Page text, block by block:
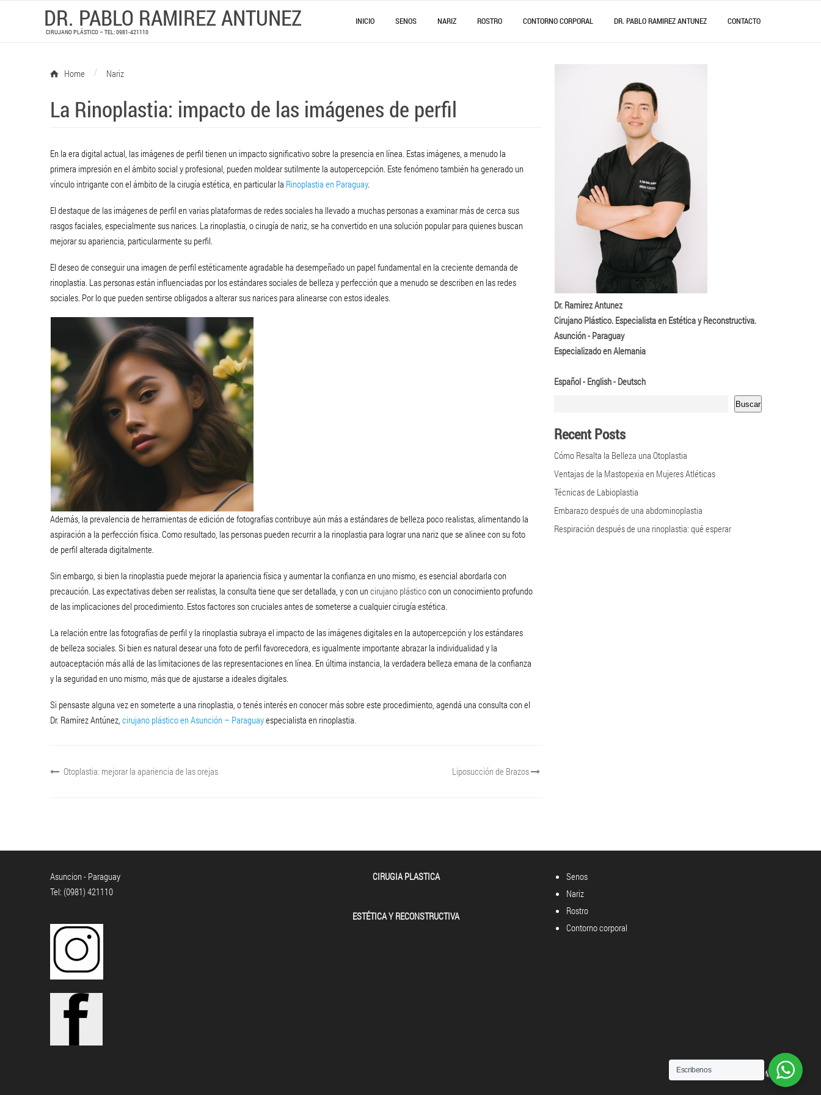
DR. PABLO RAMIREZ ANTUNEZ
CIRUJANO PLÁSTICO – TEL: 0981-421110
INICIO SENOS NARIZ ROSTRO CONTORNO CORPORAL DR. PABLO RAMIREZ ANTUNEZ CONTACTO
Home / Nariz
La Rinoplastia: impacto de las imágenes de perfil
En la era digital actual, las imágenes de perfil tienen un impacto significativo sobre la presencia en línea. Estas imágenes, a menudo la
primera impresión en el ámbito social y profesional, pueden moldear sutilmente la autopercepción. Este fenómeno también ha generado un
vínculo intrigante con el ámbito de la cirugía estética, en particular la Rinoplastia en Paraguay.
El destaque de las imágenes de perfil en varias plataformas de redes sociales ha llevado a muchas personas a examinar más de cerca sus
rasgos faciales, especialmente sus narices. La rinoplastia, o cirugía de nariz, se ha convertido en una solución popular para quienes buscan
mejorar su apariencia, particularmente su perfil.
El deseo de conseguir una imagen de perfil estéticamente agradable ha desempeñado un papel fundamental en la creciente demanda de
rinoplastia. Las personas están influenciadas por los estándares sociales de belleza y perfección que a menudo se describen en las redes
sociales. Por lo que pueden sentirse obligados a alterar sus narices para alinearse con estos ideales.
Además, la prevalencia de herramientas de edición de fotografías contribuye aún más a estándares de belleza poco realistas, alimentando la
aspiración a la perfección física. Como resultado, las personas pueden recurrir a la rinoplastia para lograr una nariz que se alinee con su foto
de perfil alterada digitalmente.
Sin embargo, si bien la rinoplastia puede mejorar la apariencia física y aumentar la confianza en uno mismo, es esencial abordarla con
precaución. Las expectativas deben ser realistas, la consulta tiene que ser detallada, y con uncirujano plásticocon un conocimiento profundo
de las implicaciones del procedimiento. Estos factores son cruciales antes de someterse a cualquier cirugía estética.
La relación entre las fotografías de perfil y la rinoplastia subraya el impacto de las imágenes digitales en la autopercepción y los estándares
de belleza sociales. Si bien es natural desear una foto de perfil favorecedora, es igualmente importante abrazar la individualidad y la
autoaceptación más allá de las limitaciones de las representaciones en línea. En última instancia, la verdadera belleza emana de la confianza
y la seguridad en uno mismo, más que de ajustarse a ideales digitales.
Si pensaste alguna vez en someterte a una rinoplastia, o tenés interés en conocer más sobre este procedimiento, agendá una consulta con el
Dr. Ramírez Antúnez, cirujano plástico en Asunción – Paraguayespecialista en rinoplastia.
Otoplastia: mejorar la apariencia de las orejas Liposucción de Brazos
Dr. Ramirez Antunez
Cirujano Plástico. Especialista en Estética y Reconstructiva.
Asunción - Paraguay
Especializado en Alemania
Español - English - Deutsch
Buscar
Recent Posts
Cómo Resalta la Belleza una Otoplastia
Ventajas de la Mastopexia en Mujeres Atléticas
Técnicas de Labioplastia
Embarazo después de una abdominoplastia
Respiración después de una rinoplastia: qué esperar
Asuncion - Paraguay
Tel: (0981) 421110
CIRUGIA PLASTICA
ESTÉTICA Y RECONSTRUCTIVA
Senos
Nariz
Rostro
Contorno corporal
Escribenos